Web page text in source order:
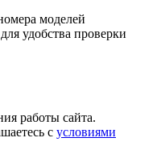
моделей
удобства проверки
работы сайта.
с условиями